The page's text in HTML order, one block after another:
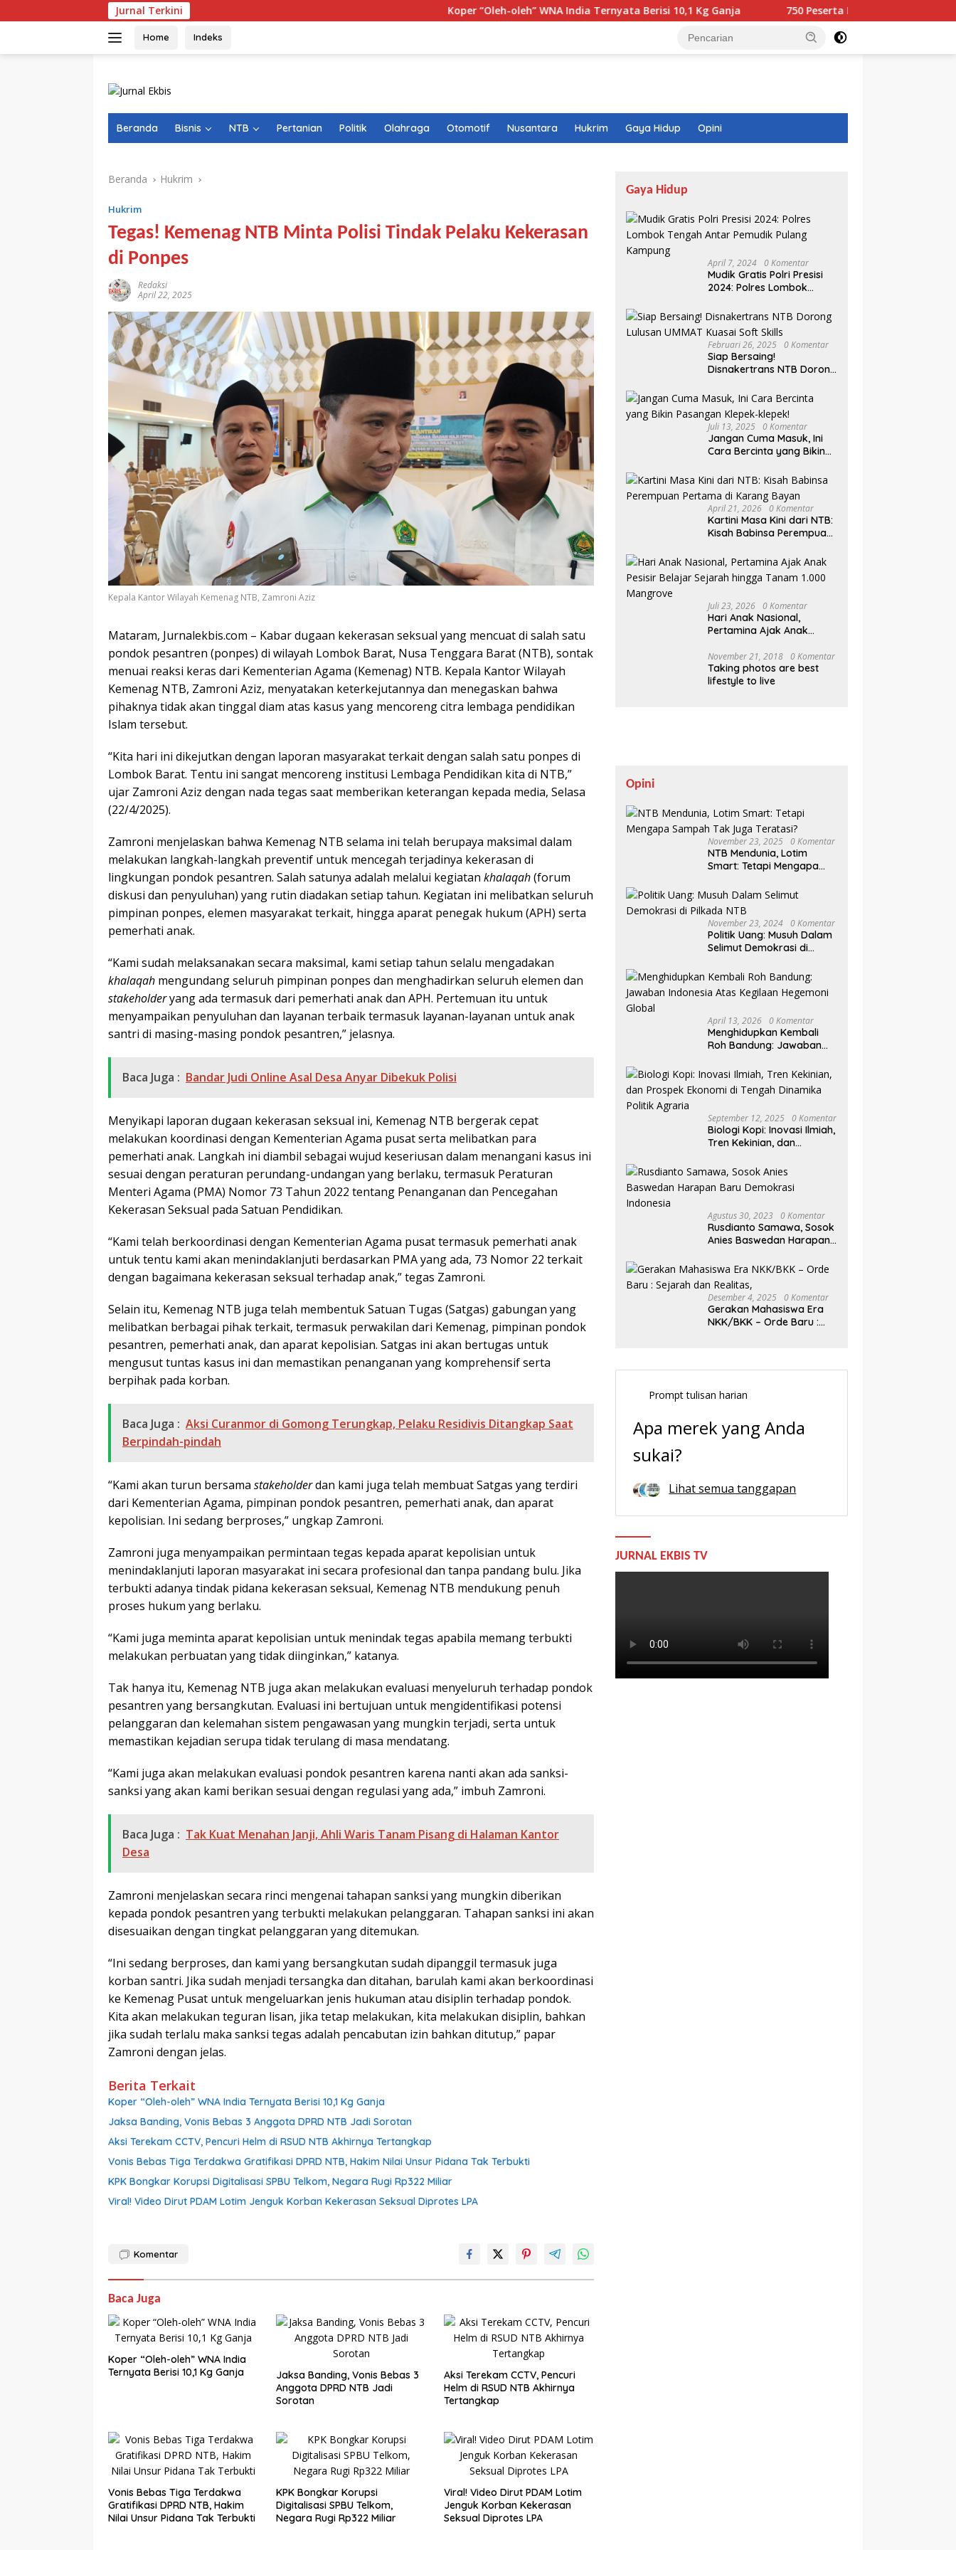
ke
Jurnal Terkini Koper “Oleh-oleh” WNA India Ternyata Berisi 10,1 Kg Ganja 750 Peserta Ramaikan Fun Walk RINJANI BI NTB
Home Indeks
Beranda Bisnis NTB Pertanian Politik Olahraga Otomotif Nusantara Hukrim Gaya Hidup Opini
Beranda Hukrim
Hukrim
Tegas! Kemenag NTB Minta Polisi Tindak Pelaku Kekerasan
di Ponpes
Redaksi
April 22, 2025
Kepala Kantor Wilayah Kemenag NTB, Zamroni Aziz
Mataram, Jurnalekbis.com – Kabar dugaan kekerasan seksual yang mencuat di salah satu
pondok pesantren (ponpes) di wilayah Lombok Barat, Nusa Tenggara Barat (NTB), sontak
menuai reaksi keras dari Kementerian Agama (Kemenag) NTB. Kepala Kantor Wilayah
Kemenag NTB, Zamroni Aziz, menyatakan keterkejutannya dan menegaskan bahwa
pihaknya tidak akan tinggal diam atas kasus yang mencoreng citra lembaga pendidikan
Islam tersebut.
“Kita hari ini dikejutkan dengan laporan masyarakat terkait dengan salah satu ponpes di
Lombok Barat. Tentu ini sangat mencoreng institusi Lembaga Pendidikan kita di NTB,”
ujar Zamroni Aziz dengan nada tegas saat memberikan keterangan kepada media, Selasa
(22/4/2025).
Zamroni menjelaskan bahwa Kemenag NTB selama ini telah berupaya maksimal dalam
melakukan langkah-langkah preventif untuk mencegah terjadinya kekerasan di
lingkungan pondok pesantren. Salah satunya adalah melalui kegiatan khalaqah(forum
diskusi dan penyuluhan) yang rutin diadakan setiap tahun. Kegiatan ini melibatkan seluruh
pimpinan ponpes, elemen masyarakat terkait, hingga aparat penegak hukum (APH) serta
pemerhati anak.
“Kami sudah melaksanakan secara maksimal, kami setiap tahun selalu mengadakan
khalaqah mengundang seluruh pimpinan ponpes dan menghadirkan seluruh elemen dan
stakeholderyang ada termasuk dari pemerhati anak dan APH. Pertemuan itu untuk
menyampaikan penyuluhan dan layanan terbaik termasuk layanan-layanan untuk anak
santri di masing-masing pondok pesantren,” jelasnya.
Baca Juga : Bandar Judi Online Asal Desa Anyar Dibekuk Polisi
Menyikapi laporan dugaan kekerasan seksual ini, Kemenag NTB bergerak cepat
melakukan koordinasi dengan Kementerian Agama pusat serta melibatkan para
pemerhati anak. Langkah ini diambil sebagai wujud keseriusan dalam menangani kasus ini
sesuai dengan peraturan perundang-undangan yang berlaku, termasuk Peraturan
Menteri Agama (PMA) Nomor 73 Tahun 2022 tentang Penanganan dan Pencegahan
Kekerasan Seksual pada Satuan Pendidikan.
“Kami telah berkoordinasi dengan Kementerian Agama pusat termasuk pemerhati anak
untuk tentu kami akan menindaklanjuti berdasarkan PMA yang ada, 73 Nomor 22 terkait
dengan bagaimana kekerasan seksual terhadap anak,” tegas Zamroni.
Selain itu, Kemenag NTB juga telah membentuk Satuan Tugas (Satgas) gabungan yang
melibatkan berbagai pihak terkait, termasuk perwakilan dari Kemenag, pimpinan pondok
pesantren, pemerhati anak, dan aparat kepolisian. Satgas ini akan bertugas untuk
mengusut tuntas kasus ini dan memastikan penanganan yang komprehensif serta
berpihak pada korban.
Baca Juga : Aksi Curanmor di Gomong Terungkap, Pelaku Residivis Ditangkap Saat
Berpindah-pindah
“Kami akan turun bersama stakeholderdan kami juga telah membuat Satgas yang terdiri
dari Kementerian Agama, pimpinan pondok pesantren, pemerhati anak, dan aparat
kepolisian. Ini sedang berproses,” ungkap Zamroni.
Zamroni juga menyampaikan permintaan tegas kepada aparat kepolisian untuk
menindaklanjuti laporan masyarakat ini secara profesional dan tanpa pandang bulu. Jika
terbukti adanya tindak pidana kekerasan seksual, Kemenag NTB mendukung penuh
proses hukum yang berlaku.
“Kami juga meminta aparat kepolisian untuk menindak tegas apabila memang terbukti
melakukan perbuatan yang tidak diinginkan,” katanya.
Tak hanya itu, Kemenag NTB juga akan melakukan evaluasi menyeluruh terhadap pondok
pesantren yang bersangkutan. Evaluasi ini bertujuan untuk mengidentifikasi potensi
pelanggaran dan kelemahan sistem pengawasan yang mungkin terjadi, serta untuk
memastikan kejadian serupa tidak terulang di masa mendatang.
“Kami juga akan melakukan evaluasi pondok pesantren karena nanti akan ada sanksi-
sanksi yang akan kami berikan sesuai dengan regulasi yang ada,” imbuh Zamroni.
Baca Juga : Tak Kuat Menahan Janji, Ahli Waris Tanam Pisang di Halaman Kantor
Desa
Zamroni menjelaskan secara rinci mengenai tahapan sanksi yang mungkin diberikan
kepada pondok pesantren yang terbukti melakukan pelanggaran. Tahapan sanksi ini akan
disesuaikan dengan tingkat pelanggaran yang ditemukan.
“Ini sedang berproses, dan kami yang bersangkutan sudah dipanggil termasuk juga
korban santri. Jika sudah menjadi tersangka dan ditahan, barulah kami akan berkoordinasi
ke Kemenag Pusat untuk mengeluarkan jenis hukuman atau disiplin terhadap pondok.
Kita akan melakukan teguran lisan, jika tetap melakukan, kita melakukan disiplin, bahkan
jika sudah terlalu maka sanksi tegas adalah pencabutan izin bahkan ditutup,” papar
Zamroni dengan jelas.
Berita Terkait
Koper “Oleh-oleh” WNA India Ternyata Berisi 10,1 Kg Ganja
Jaksa Banding, Vonis Bebas 3 Anggota DPRD NTB Jadi Sorotan
Aksi Terekam CCTV, Pencuri Helm di RSUD NTB Akhirnya Tertangkap
Vonis Bebas Tiga Terdakwa Gratifikasi DPRD NTB, Hakim Nilai Unsur Pidana Tak Terbukti
KPK Bongkar Korupsi Digitalisasi SPBU Telkom, Negara Rugi Rp322 Miliar
Viral! Video Dirut PDAM Lotim Jenguk Korban Kekerasan Seksual Diprotes LPA
Komentar
Baca Juga
Koper “Oleh-oleh” WNA India
Ternyata Berisi 10,1 Kg Ganja
Jaksa Banding, Vonis Bebas 3
Anggota DPRD NTB Jadi
Sorotan
Aksi Terekam CCTV, Pencuri
Helm di RSUD NTB Akhirnya
Tertangkap
Vonis Bebas Tiga Terdakwa
Gratifikasi DPRD NTB, Hakim
Nilai Unsur Pidana Tak Terbukti
KPK Bongkar Korupsi
Digitalisasi SPBU Telkom,
Negara Rugi Rp322 Miliar
Viral! Video Dirut PDAM Lotim
Jenguk Korban Kekerasan
Seksual Diprotes LPA
Gaya Hidup
April 7, 2024 0 Komentar
Mudik Gratis Polri Presisi
2024: Polres Lombok
Pulang Kampung
Februari 26, 2025 0 Komentar
Siap Bersaing!
Disnakertrans NTB Dorong
Soft Skills
Juli 13, 2025 0 Komentar
Jangan Cuma Masuk, Ini
Cara Bercinta yang Bikin
April 21, 2026 0 Komentar
Kartini Masa Kini dari NTB:
Kisah Babinsa Perempuan
Juli 23, 2026 0 Komentar
Hari Anak Nasional,
Pertamina Ajak Anak
hingga Tanam 1.000
Mangrove
November 21, 2018 0 Komentar
Taking photos are best
lifestyle to live
Opini
November 23, 2025 0 Komentar
NTB Mendunia, Lotim
Smart: Tetapi Mengapa
Teratasi?
November 23, 2024 0 Komentar
Politik Uang: Musuh Dalam
Selimut Demokrasi di
April 13, 2026 0 Komentar
Menghidupkan Kembali
Roh Bandung: Jawaban
Hegemoni Global
September 12, 2025 0 Komentar
Biologi Kopi: Inovasi Ilmiah,
Tren Kekinian, dan
Tengah Dinamika Politik
Agraria
Agustus 30, 2023 0 Komentar
Rusdianto Samawa, Sosok
Anies Baswedan Harapan
Desember 4, 2025 0 Komentar
Gerakan Mahasiswa Era
NKK/BKK – Orde Baru :
Prompt tulisan harian
Apa merek yang Anda
sukai?
Lihat semua tanggapan
JURNAL EKBIS TV